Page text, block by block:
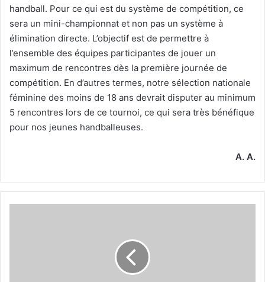
handball. Pour ce qui est du système de compétition, ce
sera un mini-championnat et non pas un système à
élimination directe. L’objectif est de permettre à
l’ensemble des équipes participantes de jouer un
maximum de rencontres dès la première journée de
compétition. En d’autres termes, notre sélection nationale
féminine des moins de 18 ans devrait disputer au minimum
5 rencontres lors de ce tournoi, ce qui sera très bénéfique
pour nos jeunes handballeuses.
A. A.